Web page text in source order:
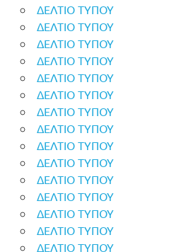
ΔΕΛΤΙΟ ΤΥΠΟΥ
ΔΕΛΤΙΟ ΤΥΠΟΥ
ΔΕΛΤΙΟ ΤΥΠΟΥ
ΔΕΛΤΙΟ ΤΥΠΟΥ
ΔΕΛΤΙΟ ΤΥΠΟΥ
ΔΕΛΤΙΟ ΤΥΠΟΥ
ΔΕΛΤΙΟ ΤΥΠΟΥ
ΔΕΛΤΙΟ ΤΥΠΟΥ
ΔΕΛΤΙΟ ΤΥΠΟΥ
ΔΕΛΤΙΟ ΤΥΠΟΥ
ΔΕΛΤΙΟ ΤΥΠΟΥ
ΔΕΛΤΙΟ ΤΥΠΟΥ
ΔΕΛΤΙΟ ΤΥΠΟΥ
ΔΕΛΤΙΟ ΤΥΠΟΥ
ΔΕΛΤΙΟ ΤΥΠΟΥ